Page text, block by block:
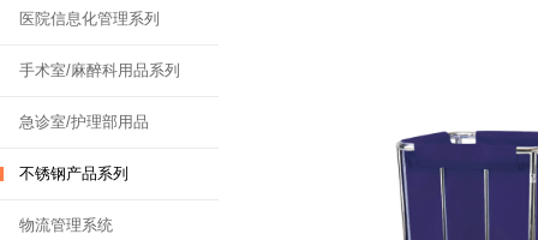
医院信息化管理系列
手术室/麻醉科用品系列
急诊室/护理部用品
不锈钢产品系列
物流管理系统